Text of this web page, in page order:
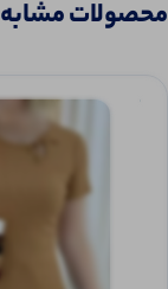
محصولات مشابه